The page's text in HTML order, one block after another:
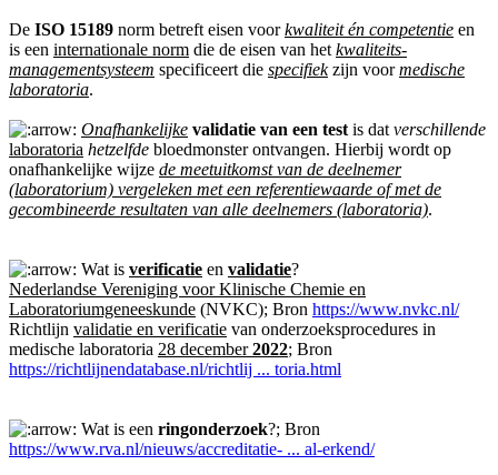
De ISO 15189 norm betreft eisen voorkwaliteit én competentie en
is een internationale norm die de eisen van het kwaliteits-
managementsysteem specificeert die specifiekzijn voormedische
laboratoria.
Onafhankelijke validatie van een test is dat verschillende
laboratoria hetzelfde bloedmonster ontvangen. Hierbij wordt op
onafhankelijke wijze de meetuitkomst van de deelnemer
(laboratorium) vergeleken met een referentiewaarde of met de
gecombineerde resultaten van alle deelnemers (laboratoria).
Wat is verificatie en validatie?
Nederlandse Vereniging voor Klinische Chemie en
Laboratoriumgeneeskunde (NVKC); Bron https://www.nvkc.nl/
Richtlijn validatie en verificatie van onderzoeksprocedures in
medische laboratoria 28 december2022; Bron
https://richtlijnendatabase.nl/richtlij ... toria.html
Wat is een ringonderzoek?; Bron
https://www.rva.nl/nieuws/accreditatie- ... al-erkend/